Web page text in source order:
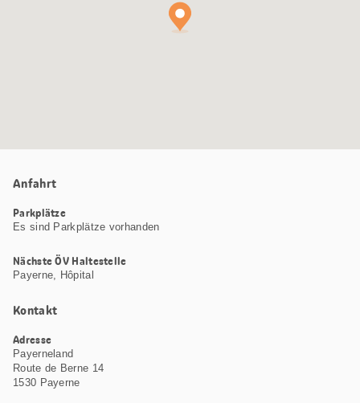
Anfahrt
Parkplätze
Es sind Parkplätze vorhanden
Nächste ÖV Haltestelle
Payerne, Hôpital
Kontakt
Adresse
Payerneland
Route de Berne 14
1530 Payerne